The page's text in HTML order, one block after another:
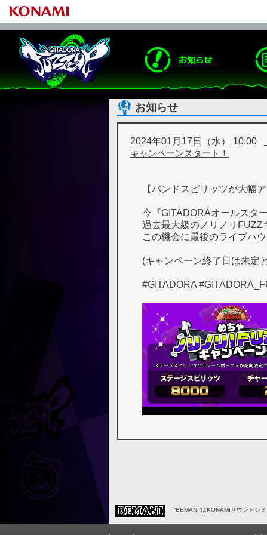
お知らせ
お知らせ
2024年01月17日（水） 10:00
キャンペーンスタート！
【バンドスピリッツが大幅ア
今『GITADORAオールスタ
過去最大級のノリノリFUZZ
この機会に最後のライブハ
(キャンペーン終了日は未定
#GITADORA
“BEMANI”はKONAMIサウンドシミ